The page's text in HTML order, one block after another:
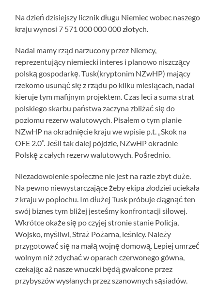
Na dzień dzisiejszy licznik długu Niemiec wobec naszego
kraju wynosi 7 571 000 000 000 złotych.
Nadal mamy rząd narzucony przez Niemcy,
reprezentujący niemiecki interes i planowo niszczący
polską gospodarkę. Tusk(kryptonim NZwHP) mający
rzekomo usunąć się z rządu po kilku miesiącach, nadal
kieruje tym mafijnym projektem. Czas leci a suma strat
polskiego skarbu państwa zaczyna zbliżać się do
poziomu rezerw walutowych. Pisałem o tym planie
NZwHP na okradnięcie kraju we wpisie p.t. „Skok na
OFE 2.0”. Jeśli tak dalej pójdzie, NZwHP okradnie
Polskę z całych rezerw walutowych. Pośrednio.
Niezadowolenie społeczne nie jest na razie zbyt duże.
Na pewno niewystarczające żeby ekipa złodziei uciekała
z kraju w popłochu. Im dłużej Tusk próbuje ciągnąć ten
swój biznes tym bliżej jesteśmy konfrontacji siłowej.
Wkrótce okaże się po czyjej stronie stanie Policja,
Wojsko, myśliwi, Straż Pożarna, leśnicy. Należy
przygotować się na małą wojnę domową. Lepiej umrzeć
wolnym niż zdychać w oparach czerwonego gówna,
czekając aż nasze wnuczki będą gwałcone przez
przybyszów wysłanych przez szanownych sąsiadów.